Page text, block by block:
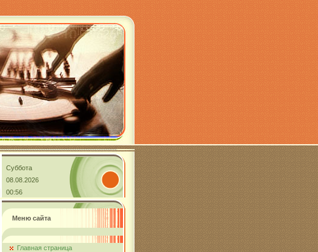
Суббота
08.08.2026
00:56
Меню сайта
Главная страница